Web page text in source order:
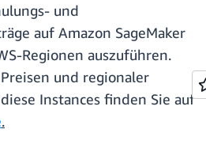
und
auf Amazon SageMaker
Regionen auszuführen.
und regionaler
Instances finden Sie auf
.